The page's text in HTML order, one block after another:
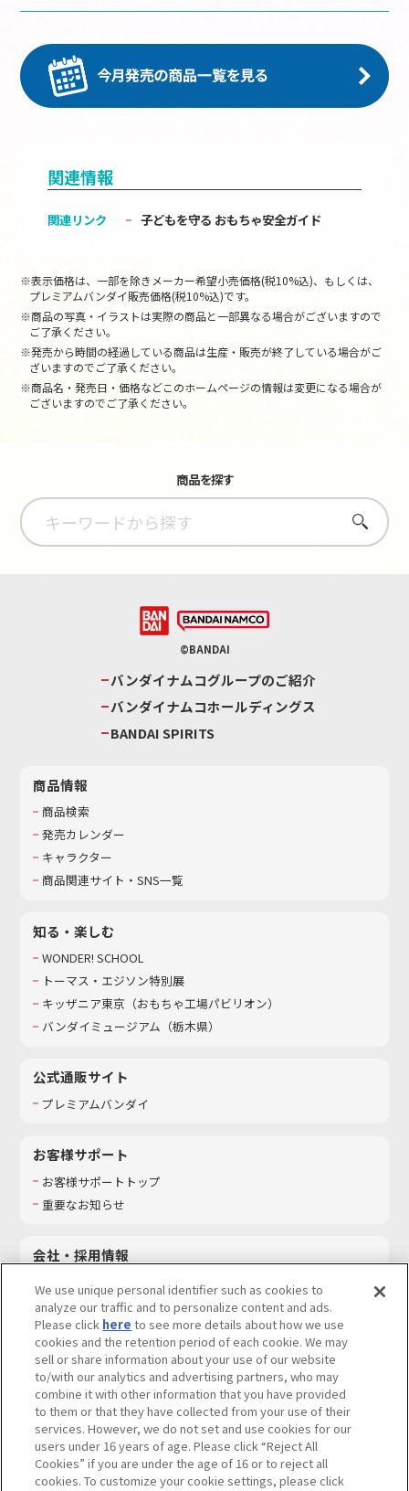
関連情報
関連リンク 子どもを守る おもちゃ安全ガイド
※表示価格は、一部を除きメーカー希望小売価格(税10%込)、もしくは、
プレミアムバンダイ販売価格(税10%込)です。
※商品の写真・イラストは実際の商品と一部異なる場合がございますので
ご了承ください。
※発売から時間の経過している商品は生産・販売が終了している場合がご
ざいますのでご了承ください。
※商品名・発売日・価格などこのホームページの情報は変更になる場合が
ございますのでご了承ください。
商品を探す
さがす
©BANDAI
バンダイナムコグループのご紹介
バンダイナムコホールディングス
BANDAI SPIRITS
商品情報
商品検索
発売カレンダー
キャラクター
商品関連サイト・SNS一覧
知る・楽しむ
WONDER! SCHOOL
トーマス・エジソン特別展
キッザニア東京（おもちゃ工場パビリオン）​
バンダイミュージアム（栃木県）
公式通販サイト
プレミアムバンダイ
お客様サポート
お客様サポートトップ
重要なお知らせ
会社・採用情報
採用情報
サステナビリティ
お問い合わせ
ウェブサイトご利用条件 ソーシャルメディアポリシー
個人情報及び特定個人情報等の取り扱いに関する保護方針
Do Not Sell or Share My Personal Information著作権・商標について
We use unique personal identifier such as cookies to
analyze our traffic and to personalize content and ads.
Please click here to see more details about how we use
cookies and the retention period of each cookie. We may
sell or share information about your use of our website
to/with our analytics and advertising partners, who may
combine it with other information that you have provided
to them or that they have collected from your use of their
services. However, we do not set and use cookies for our
users under 16 years of age. Please click “Reject All
Cookies” if you are under the age of 16 or to reject all
cookies. To customize your cookie settings, please click